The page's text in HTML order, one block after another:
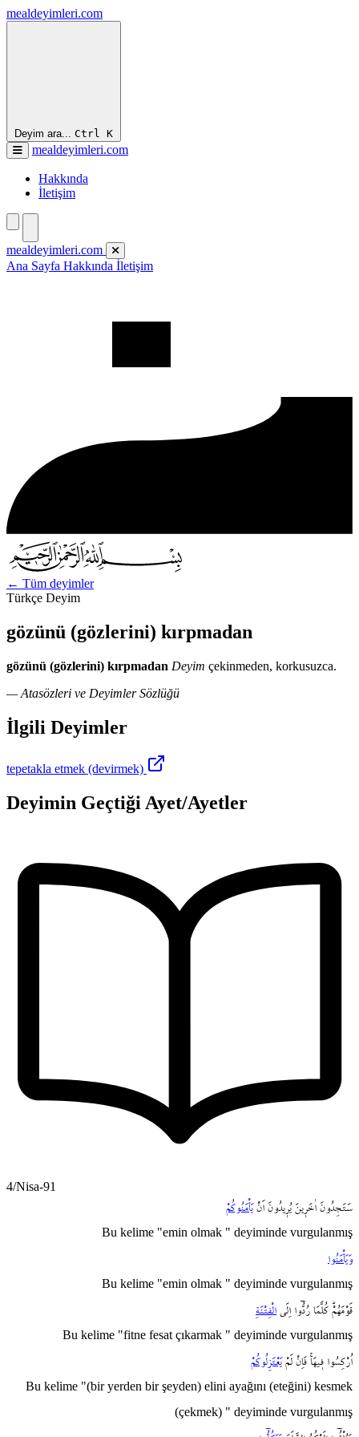
mealdeyimleri.com
Deyim ara... Ctrl K
mealdeyimleri.com
Hakkında
İletişim
mealdeyimleri.com
Ana Sayfa Hakkında İletişim
← Tüm deyimler
Türkçe Deyim
gözünü (gözlerini) kırpmadan
gözünü (gözlerini) kırpmadan Deyim çekinmeden, korkusuzca.
— Atasözleri ve Deyimler Sözlüğü
İlgili Deyimler
tepetakla etmek (devirmek)
Deyimin Geçtiği Ayet/Ayetler
4/Nisa-91
سَتَجِدُونَ اٰخَر۪ينَ يُر۪يدُونَ اَنْ يَأْمَنُوكُمْ
Bu kelime "emin olmak " deyiminde vurgulanmış
وَيَأْمَنُوا
Bu kelime "emin olmak " deyiminde vurgulanmış
قَوْمَهُمْۜ كُلَّمَا رُدُّٓوا اِلَى
الْفِتْنَةِ
Bu kelime "fitne fesat çıkarmak " deyiminde vurgulanmış
اُرْكِسُوا ف۪يهَاۚ فَاِنْ لَمْ يَعْتَزِلُوكُمْ
Bu kelime "(bir yerden bir şeyden) elini ayağını (eteğini) kesmek
(çekmek) " deyiminde vurgulanmış